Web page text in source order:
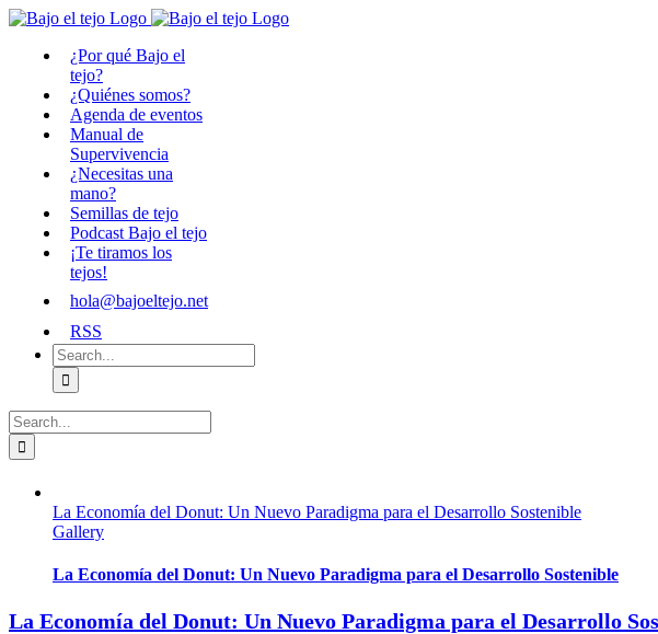
Skip
content
¿Por qué Bajo el
tejo?
¿Quiénes somos?
Agenda de eventos
Manual de
Supervivencia
¿Necesitas una
mano?
Semillas de tejo
Podcast Bajo el tejo
¡Te tiramos los
tejos!
hola@bajoeltejo.net
RSS
Search
for:
Search
for:
La Economía del Donut: Un Nuevo Paradigma para el Desarrollo Sostenible
Gallery
La Economía del Donut: Un Nuevo Paradigma para el Desarrollo Sostenible
La Economía del Donut: Un Nuevo Paradigma para el Desarrollo